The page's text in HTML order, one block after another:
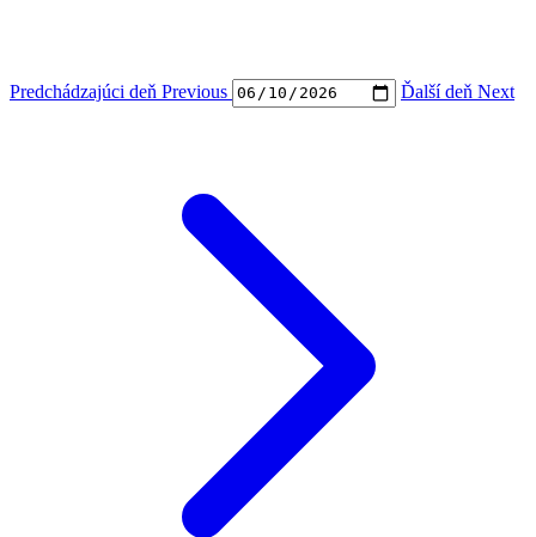
Predchádzajúci deň Previous Ďalší deň Next